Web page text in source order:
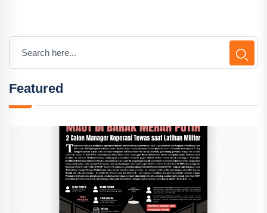
Featured